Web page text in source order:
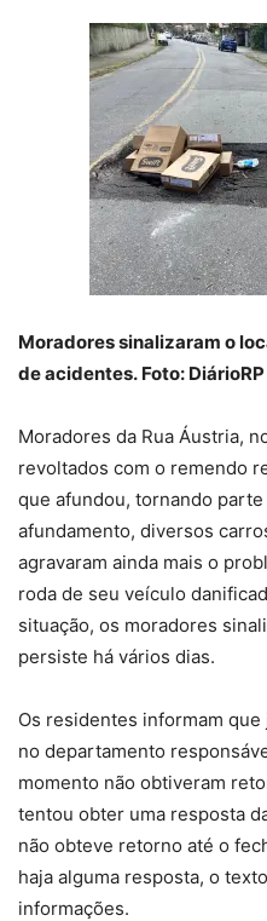
Moradores sinalizaram o
de acidentes. Foto: DiárioRP
Moradores da Rua Áustria,
revoltados com o remendo
que afundou, tornando
afundamento, diversos
agravaram ainda mais o
roda de seu veículo
situação, os moradores
persiste há vários dias.
Os residentes informam
no departamento
momento não obtiveram
tentou obter uma resposta
não obteve retorno até o
haja alguma resposta, o
informações.